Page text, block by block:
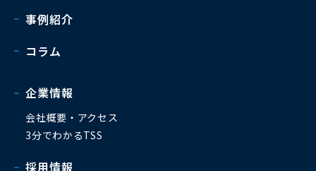
事例紹介
コラム
企業情報
会社概要・アクセス
3分でわかるTSS
採用情報